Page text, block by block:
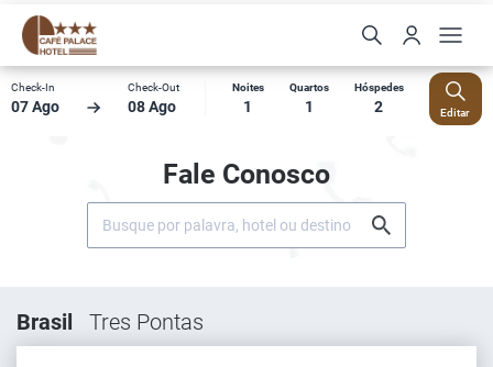
Check-In
07 Ago
Check-Out
08 Ago
Noites
1
Quartos
1
Hóspedes
2 Editar
Fale Conosco
Brasil Tres Pontas